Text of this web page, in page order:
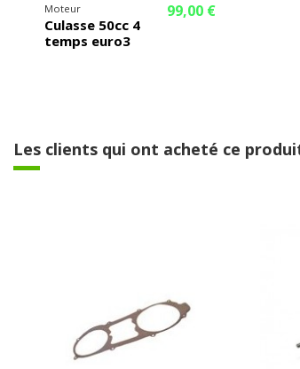
Moteur
Culasse 50cc 4
temps euro3
99,00 €
Les clients qui ont acheté ce